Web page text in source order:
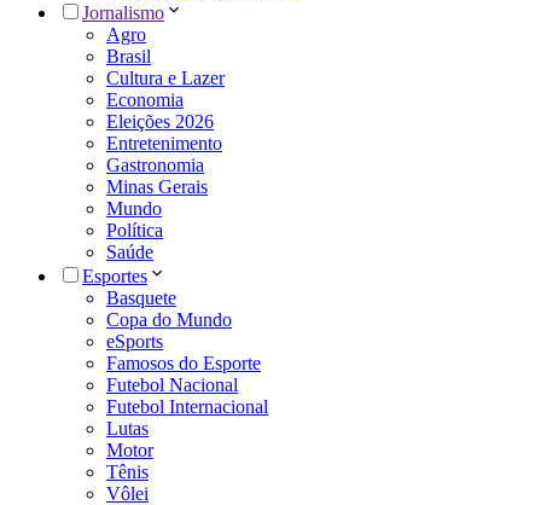
Jornalismo
Agro
Brasil
Cultura e Lazer
Economia
Eleições 2026
Entretenimento
Gastronomia
Minas Gerais
Mundo
Política
Saúde
Esportes
Basquete
Copa do Mundo
eSports
Famosos do Esporte
Futebol Nacional
Futebol Internacional
Lutas
Motor
Tênis
Vôlei